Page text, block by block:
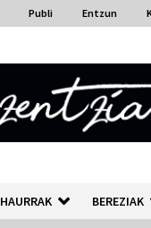
Publi Entzun
HAURRAK BEREZIAK